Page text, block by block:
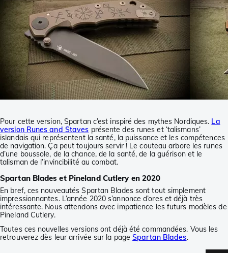
Pour cette version, Spartan c’est inspiré des mythes Nordiques. La
version Runes and Staves présente des runes et ‘talismans’
islandais qui représentent la santé, la puissance et les compétences
de navigation. Ça peut toujours servir ! Le couteau arbore les runes
d’une boussole, de la chance, de la santé, de la guérison et le
talisman de l’invincibilité au combat.
Spartan Blades et Pineland Cutlery en 2020
En bref, ces nouveautés Spartan Blades sont tout simplement
impressionnantes. L’année 2020 s’annonce d’ores et déjà très
intéressante. Nous attendons avec impatience les futurs modèles de
Pineland Cutlery.
Toutes ces nouvelles versions ont déjà été commandées. Vous les
retrouverez dès leur arrivée sur la pageSpartan Blades.